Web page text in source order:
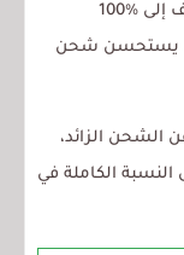
ينصح الكثير من الخبراء بتجنب شحن الهاتف إلى %100
يستحسن شحن
الشحن الزائد،
الكاملة في